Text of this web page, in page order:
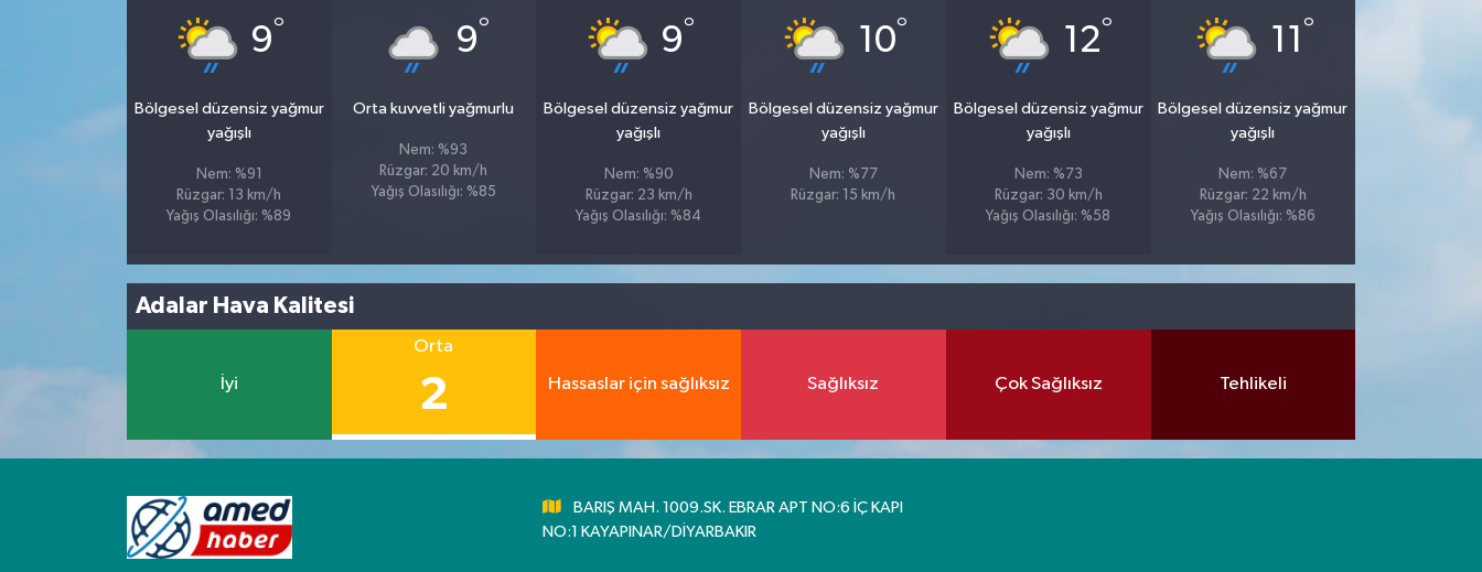
9°
Bölgesel düzensiz yağmur
yağışlı
Nem: %91
Rüzgar: 13 km/h
Yağış Olasılığı: %89
9°
Orta kuvvetli yağmurlu
Nem: %93
Rüzgar: 20 km/h
Yağış Olasılığı: %85
9°
Bölgesel düzensiz yağmur
yağışlı
Nem: %90
Rüzgar: 23 km/h
Yağış Olasılığı: %84
10°
Bölgesel düzensiz yağmur
yağışlı
Nem: %77
Rüzgar: 15 km/h
12°
Bölgesel düzensiz yağmur
yağışlı
Nem: %73
Rüzgar: 30 km/h
Yağış Olasılığı: %58
11 °
Bölgesel düzensiz yağmur
yağışlı
Nem: %67
Rüzgar: 22 km/h
Yağış Olasılığı: %86
Adalar Hava Kalitesi
İyi
Orta
2 Hassaslar için sağlıksız Sağlıksız Çok Sağlıksız Tehlikeli
BARIŞ MAH. 1009.SK. EBRAR APT NO:6 İÇ KAPI
NO:1 KAYAPINAR/DİYARBAKIR